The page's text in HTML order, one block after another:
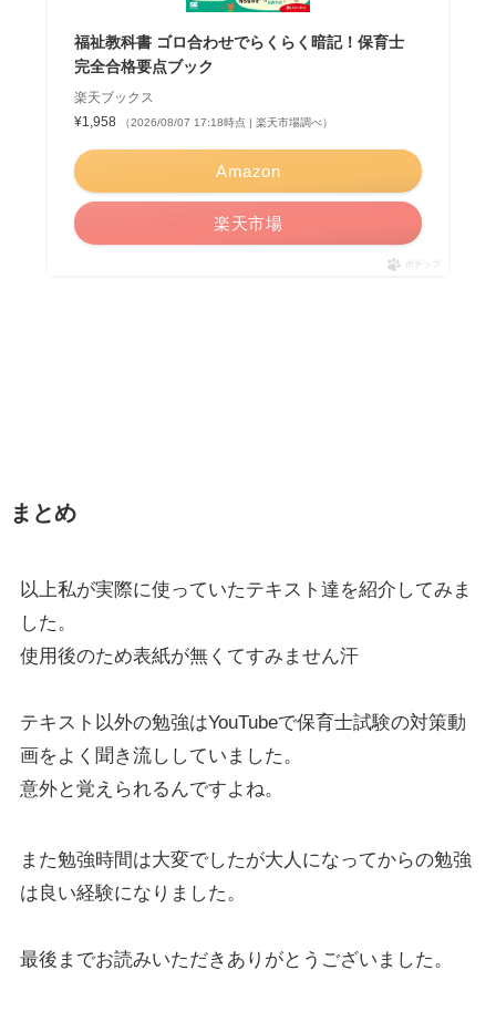
福祉教科書 ゴロ合わせでらくらく暗記！保育士
完全合格要点ブック
楽天ブックス
¥1,958
（2026/08/07 17:18時点 | 楽天市場調べ）
Amazon
楽天市場
ポチップ
まとめ
以上私が実際に使っていたテキスト達を紹介してみま
した。
使用後のため表紙が無くてすみません汗
テキスト以外の勉強はYouTubeで保育士試験の対策動
画をよく聞き流ししていました。
意外と覚えられるんですよね。
また勉強時間は大変でしたが大人になってからの勉強
は良い経験になりました。
最後までお読みいただきありがとうございました。